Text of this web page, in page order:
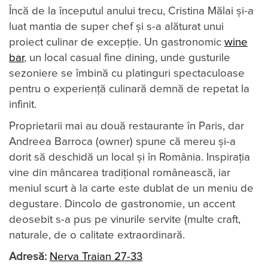
Încă de la începutul anului trecu, Cristina Mălai şi-a
luat mantia de super chef şi s-a alăturat unui
proiect culinar de excepţie. Un gastronomic wine
bar, un local casual fine dining, unde gusturile
sezoniere se îmbină cu platinguri spectaculoase
pentru o experienţă culinară demnă de repetat la
infinit.
Proprietarii mai au două restaurante în Paris, dar
Andreea Barroca (owner) spune că mereu și-a
dorit să deschidă un local și în România. Inspirația
vine din mâncarea tradițional românească, iar
meniul scurt à la carte este dublat de un meniu de
degustare. Dincolo de gastronomie, un accent
deosebit s-a pus pe vinurile servite (multe craft,
naturale, de o calitate extraordinară.
Adresă: Nerva Traian 27-33